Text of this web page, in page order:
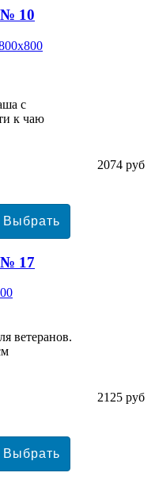
10
с
к чаю
2074 руб
17
ветеранов.
2125 руб